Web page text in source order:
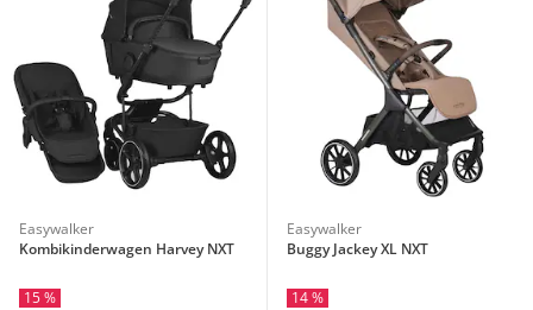
Easywalker
Kombikinderwagen Harvey NXT
15 %
Easywalker
Buggy Jackey XL NXT
14 %